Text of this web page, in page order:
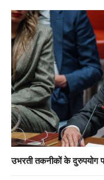
उभरती तकनीकों के दुरुपयोग